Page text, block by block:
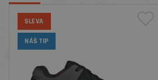
SLEVA
NÁŠ TIP